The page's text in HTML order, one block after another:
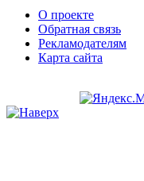
О проекте
Обратная связь
Рекламодателям
Карта сайта